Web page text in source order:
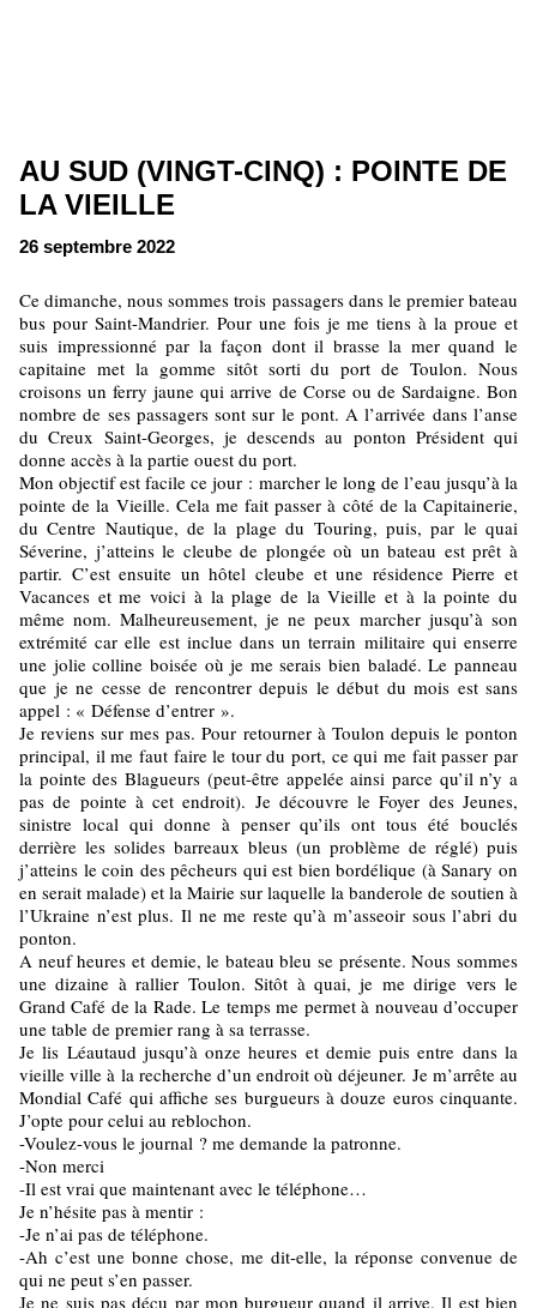
AU SUD (VINGT-CINQ) : POINTE DE
LA VIEILLE
26 septembre 2022
Ce dimanche, nous sommes trois passagers dans le premier bateau
bus pour Saint-Mandrier. Pour une fois je me tiens à la proue et
suis impressionné par la façon dont il brasse la mer quand le
capitaine met la gomme sitôt sorti du port de Toulon. Nous
croisons un ferry jaune qui arrive de Corse ou de Sardaigne. Bon
nombre de ses passagers sont sur le pont. A l’arrivée dans l’anse
du Creux Saint-Georges, je descends au ponton Président qui
donne accès à la partie ouest du port.
Mon objectif est facile ce jour : marcher le long de l’eau jusqu’à la
pointe de la Vieille. Cela me fait passer à côté de la Capitainerie,
du Centre Nautique, de la plage du Touring, puis, par le quai
Séverine, j’atteins le cleube de plongée où un bateau est prêt à
partir. C’est ensuite un hôtel cleube et une résidence Pierre et
Vacances et me voici à la plage de la Vieille et à la pointe du
même nom. Malheureusement, je ne peux marcher jusqu’à son
extrémité car elle est inclue dans un terrain militaire qui enserre
une jolie colline boisée où je me serais bien baladé. Le panneau
que je ne cesse de rencontrer depuis le début du mois est sans
appel : « Défense d’entrer ».
Je reviens sur mes pas. Pour retourner à Toulon depuis le ponton
principal, il me faut faire le tour du port, ce qui me fait passer par
la pointe des Blagueurs (peut-être appelée ainsi parce qu’il n’y a
pas de pointe à cet endroit). Je découvre le Foyer des Jeunes,
sinistre local qui donne à penser qu’ils ont tous été bouclés
derrière les solides barreaux bleus (un problème de réglé) puis
j’atteins le coin des pêcheurs qui est bien bordélique (à Sanary on
en serait malade) et la Mairie sur laquelle la banderole de soutien à
l’Ukraine n’est plus. Il ne me reste qu’à m’asseoir sous l’abri du
ponton.
A neuf heures et demie, le bateau bleu se présente. Nous sommes
une dizaine à rallier Toulon. Sitôt à quai, je me dirige vers le
Grand Café de la Rade. Le temps me permet à nouveau d’occuper
une table de premier rang à sa terrasse.
Je lis Léautaud jusqu’à onze heures et demie puis entre dans la
vieille ville à la recherche d’un endroit où déjeuner. Je m’arrête au
Mondial Café qui affiche ses burgueurs à douze euros cinquante.
J’opte pour celui au reblochon.
-Voulez-vous le journal ? me demande la patronne.
-Non merci
-Il est vrai que maintenant avec le téléphone…
Je n’hésite pas à mentir :
-Je n’ai pas de téléphone.
-Ah c’est une bonne chose, me dit-elle, la réponse convenue de
qui ne peut s’en passer.
Je ne suis pas déçu par mon burgueur quand il arrive. Il est bien